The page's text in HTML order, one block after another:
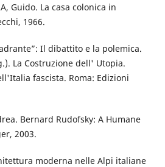
Guido. La casa colonica in
1966.
Il dibattito e la polemica.
La Costruzione dell' Utopia.
fascista. Roma: Edizioni
Bernard Rudofsky: A Humane
2003.
moderna nelle Alpi italiane